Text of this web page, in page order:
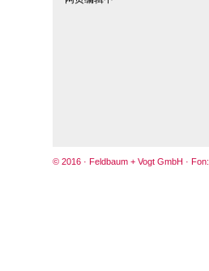
© 2016 · Feldbaum + Vogt GmbH · Fon: